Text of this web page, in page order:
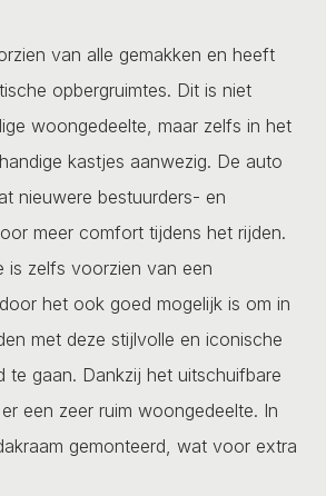
van alle gemakken en heeft
opbergruimtes. Dit is niet
woongedeelte, maar zelfs in het
kastjes aanwezig. De auto
nieuwere bestuurders- en
meer comfort tijdens het rijden.
is zelfs voorzien van een
het ook goed mogelijk is om in
met deze stijlvolle en iconische
te gaan. Dankzij het uitschuifbare
een zeer ruim woongedeelte. In
gemonteerd, wat voor extra